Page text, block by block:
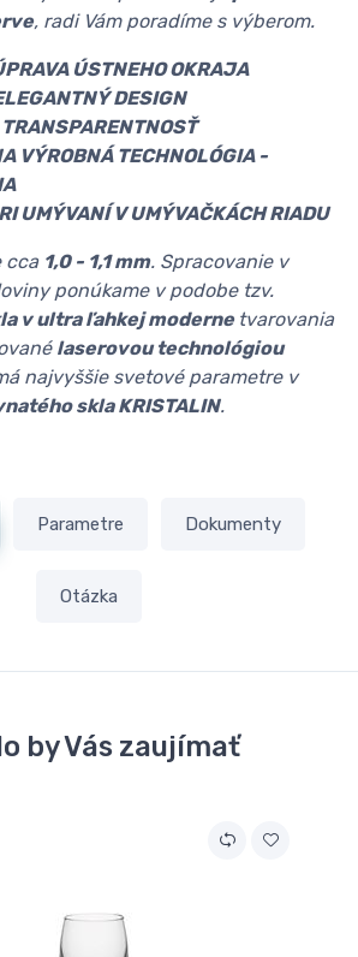
, radi Vám poradíme s výberom.
ÚSTNEHO OKRAJA
DESIGN
VÝROBNÁ TECHNOLÓGIA -
UMÝVANÍ V UMÝVAČKÁCH RIADU
cca 1,0 - 1,1 mm. Spracovanie v
ponúkame v podobe tzv.
v ultra ľahkej moderne tvarovania
laserovou technológiou
najvyššie svetové parametre v
skla KRISTALIN.
Parametre Dokumenty
Otázka
by Vás zaujímať